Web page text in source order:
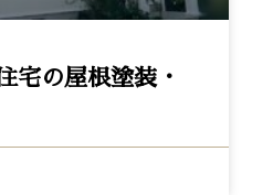
宅の屋根塗装・